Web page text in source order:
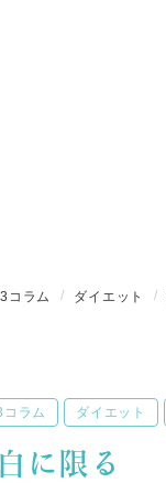
コラム ダイエット
コラム ダイエット
に限る